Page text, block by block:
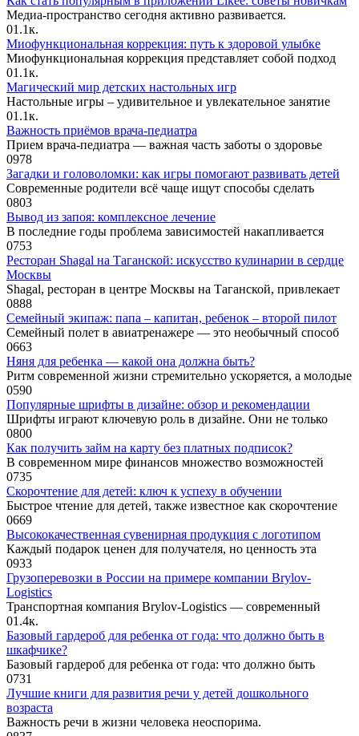
Медиа-пространство сегодня активно развивается.
01.1к.
Миофункциональная коррекция: путь к здоровой улыбке
Миофункциональная коррекция представляет собой подход
01.1к.
Магический мир детских настольных игр
Настольные игры – удивительное и увлекательное занятие
01.1к.
Важность приёмов врача-педиатра
Прием врача-педиатра — важная часть заботы о здоровье
0978
Загадки и головоломки: как игры помогают развивать детей
Современные родители всё чаще ищут способы сделать
0803
Вывод из запоя: комплексное лечение
В последние годы проблема зависимостей накапливается
0753
Ресторан Shagal на Таганской: искусство кулинарии в сердце
Москвы
Shagal, ресторан в центре Москвы на Таганской, привлекает
0888
Семейный экипаж: папа – капитан, ребенок – второй пилот
Семейный полет в авиатренажере — это необычный способ
0663
Няня для ребенка — какой она должна быть?
Ритм современной жизни стремительно ускоряется, а молодые
0590
Популярные шрифты в дизайне: обзор и рекомендации
Шрифты играют ключевую роль в дизайне. Они не только
0800
Как получить займ на карту без платных подписок?
В современном мире финансов множество возможностей
0735
Скорочтение для детей: ключ к успеху в обучении
Быстрое чтение для детей, также известное как скорочтение
0669
Высококачественная сувенирная продукция с логотипом
Каждый подарок ценен для получателя, но ценность эта
0933
Грузоперевозки в России на примере компании Brylov-
Logistics
Транспортная компания Brylov-Logistics — современный
01.4к.
Базовый гардероб для ребенка от года: что должно быть в
шкафчике?
Базовый гардероб для ребенка от года: что должно быть
0731
Лучшие книги для развития речи у детей дошкольного
возраста
Важность речи в жизни человека неоспорима.